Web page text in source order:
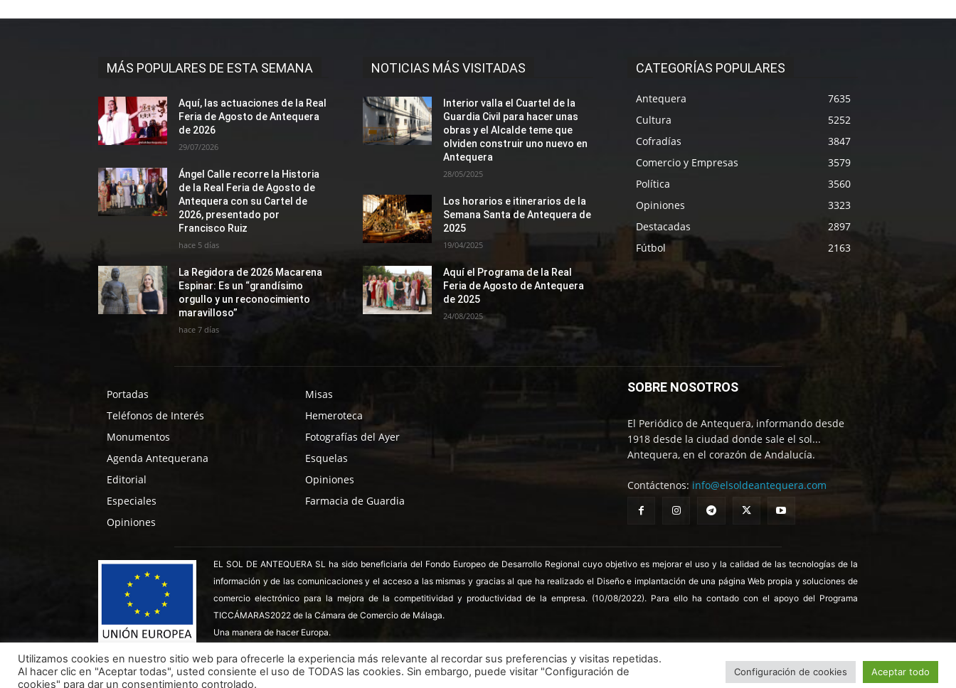
MÁS POPULARES DE ESTA SEMANA
Aquí, las actuaciones de la Real
Feria de Agosto de Antequera
de 2026
29/07/2026
Ángel Calle recorre la Historia
de la Real Feria de Agosto de
Antequera con su Cartel de
2026, presentado por
Francisco Ruiz
hace 5 días
La Regidora de 2026 Macarena
Espinar: Es un “grandísimo
orgullo y un reconocimiento
maravilloso”
hace 7 días
NOTICIAS MÁS VISITADAS
Interior valla el Cuartel de la
Guardia Civil para hacer unas
obras y el Alcalde teme que
olviden construir uno nuevo en
Antequera
28/05/2025
Los horarios e itinerarios de la
Semana Santa de Antequera de
2025
19/04/2025
Aquí el Programa de la Real
Feria de Agosto de Antequera
de 2025
24/08/2025
CATEGORÍAS POPULARES
Antequera
7635
Cultura
5252
Cofradías
3847
Comercio y Empresas
3579
Política
3560
Opiniones
3323
Destacadas
2897
Fútbol
2163
Portadas
Teléfonos de Interés
Monumentos
Agenda Antequerana
Editorial
Especiales
Opiniones
Misas
Hemeroteca
Fotografías del Ayer
Esquelas
Opiniones
Farmacia de Guardia
SOBRE NOSOTROS
El Periódico de Antequera, informando desde
1918 desde la ciudad donde sale el sol...
Antequera, en el corazón de Andalucía.
Contáctenos: info@elsoldeantequera.com
EL SOL DE ANTEQUERA SL ha sido beneficiaria del Fondo Europeo de Desarrollo Regional cuyo objetivo es mejorar el uso y la calidad de las tecnologías de la
información y de las comunicaciones y el acceso a las mismas y gracias al que ha realizado el Diseño e implantación de una página Web propia y soluciones de
comercio electrónico para la mejora de la competitividad y productividad de la empresa. (10/08/2022). Para ello ha contado con el apoyo del Programa
TICCÁMARAS2022 de la Cámara de Comercio de Málaga.
Una manera de hacer Europa.
Todos los derechos reservados ©Dinan - 2026 LSSICE Términos y condiciones Política de Cookies Política de Privacidad
Aviso legal
Utilizamos cookies en nuestro sitio web para ofrecerle la experiencia más relevante al recordar sus preferencias y visitas repetidas.
Al hacer clic en "Aceptar todas", usted consiente el uso de TODAS las cookies. Sin embargo, puede visitar "Configuración de
cookies" para dar un consentimiento controlado.
Configuración de cookies Aceptar todo